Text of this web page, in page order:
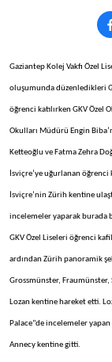
Gaziantep Kolej Vakfı Özel
oluşumunda düzenledikleri
öğrenci katılırken GKV Özel
Okulları Müdürü Engin
Ketteoğlu ve Fatma Zehra
İsviçre’ye uğurlanan öğrenci
İsviçre’nin Zürih kentine
incelemeler yaparak burada
GKV Özel Liseleri öğrenci
ardından Zürih panoramik
Grossmünster,
Lozan kentine hareket etti.
Palace”de incelemeler
Annecy kentine gitti.